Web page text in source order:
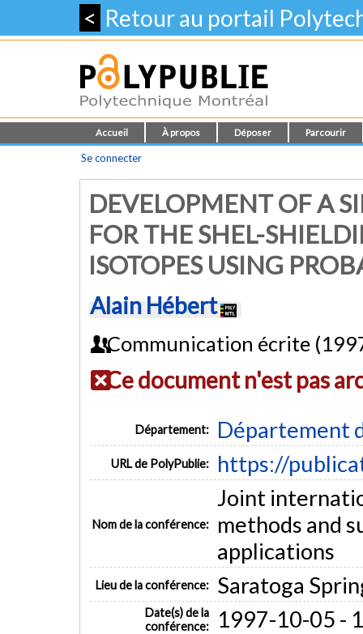
< Retour au portail
Accueil À propos Déposer Parcourir
Se connecter
DEVELOPMENT OF A
FOR THE SHEL-
ISOTOPES USING
Alain Hébert
Communication écrite
Ce document n'est pas
Département: Département
URL de PolyPublie: https://
Nom de la conférence:
Joint
methods and
applications
Lieu de la conférence: Saratoga
Date(s) de la
conférence:
1997-10-05 -